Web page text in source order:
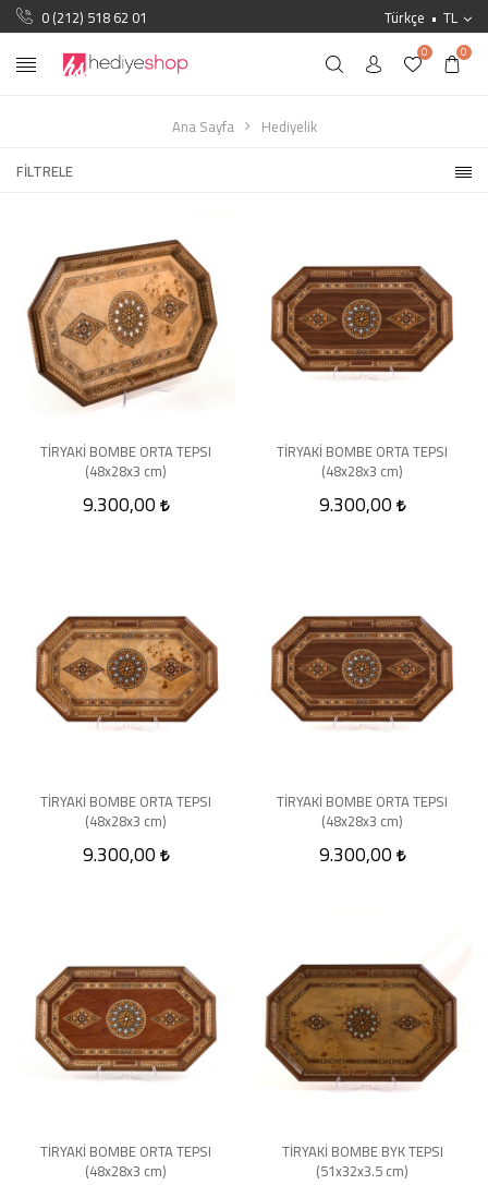
0 (212) 518 62 01 Türkçe TL
0 0
Ana Sayfa
Hediyelik
FILTRELE
TİRYAKİ BOMBE ORTA TEPSI
(48x28x3 cm)
9.300,00
TİRYAKİ BOMBE ORTA TEPSI
(48x28x3 cm)
9.300,00
TİRYAKİ BOMBE ORTA TEPSI
(48x28x3 cm)
9.300,00
TİRYAKİ BOMBE ORTA TEPSI
(48x28x3 cm)
9.300,00
TİRYAKİ BOMBE ORTA TEPSI
(48x28x3 cm)
TİRYAKİ BOMBE BYK TEPSI
(51x32x3.5 cm)